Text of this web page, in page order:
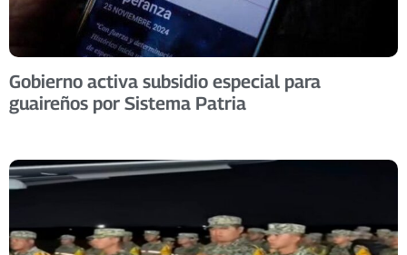
Gobierno activa subsidio especial para
guaireños por Sistema Patria